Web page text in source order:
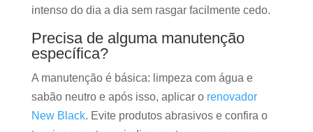
intenso do dia a dia sem rasgar facilmente cedo.
Precisa de alguma manutenção
específica?
A manutenção é básica: limpeza com água e
sabão neutro e após isso, aplicar o renovador
New Black. Evite produtos abrasivos e confira o